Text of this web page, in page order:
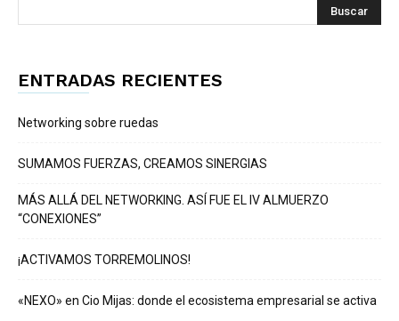
ENTRADAS RECIENTES
Networking sobre ruedas
SUMAMOS FUERZAS, CREAMOS SINERGIAS
MÁS ALLÁ DEL NETWORKING. ASÍ FUE EL IV ALMUERZO
“CONEXIONES”
¡ACTIVAMOS TORREMOLINOS!
«NEXO» en Cio Mijas: donde el ecosistema empresarial se activa